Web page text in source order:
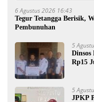
6 Agustus 2026 16:43
Tegur Tetangga Berisik,
Pembunuhan
5
Rp15
5
JPKP